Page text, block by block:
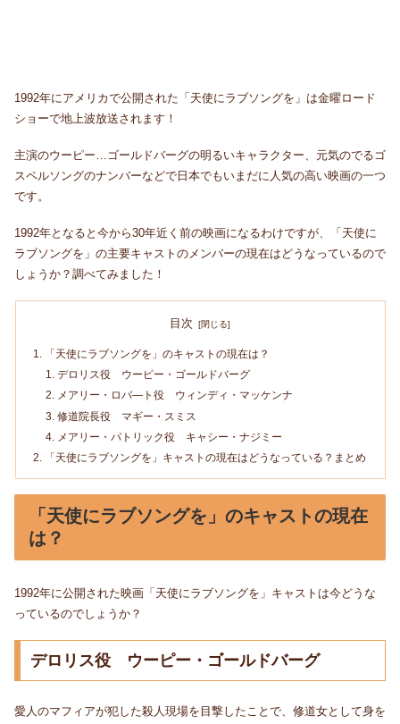
1992年にアメリカで公開された「天使にラブソングを」は金曜ロード
ショーで地上波放送されます！
主演のウーピー…ゴールドバーグの明るいキャラクター、元気のでるゴ
スペルソングのナンバーなどで日本でもいまだに人気の高い映画の一つ
です。
1992年となると今から30年近く前の映画になるわけですが、「天使に
ラブソングを」の主要キャストのメンバーの現在はどうなっているので
しょうか？調べてみました！
目次
「天使にラブソングを」のキャストの現在は？
デロリス役 ウーピー・ゴールドバーグ
メアリー・ロバ―ト役 ウィンディ・マッケンナ
修道院長役 マギー・スミス
メアリー・パトリック役 キャシー・ナジミー
「天使にラブソングを」キャストの現在はどうなっている？まとめ
「天使にラブソングを」のキャストの現在
は？
1992年に公開された映画「天使にラブソングを」キャストは今どうな
っているのでしょうか？
デロリス役 ウーピー・ゴールドバーグ
愛人のマフィアが犯した殺人現場を目撃したことで、修道女として身を